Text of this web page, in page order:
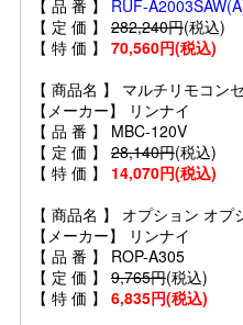
【 品 番 】 RUF-
【 定 価 】 282,240円(税込)
【 特 価 】 70,560円(税込)
【 商品名 】 マルチリモコン
【メーカー】 リンナイ
【 品 番 】 MBC-120V
【 定 価 】 28,140円(税込)
【 特 価 】 14,070円(税込)
【 商品名 】 オプション オ
【メーカー】 リンナイ
【 品 番 】 ROP-A305
【 定 価 】 9,765円(税込)
【 特 価 】 6,835円(税込)